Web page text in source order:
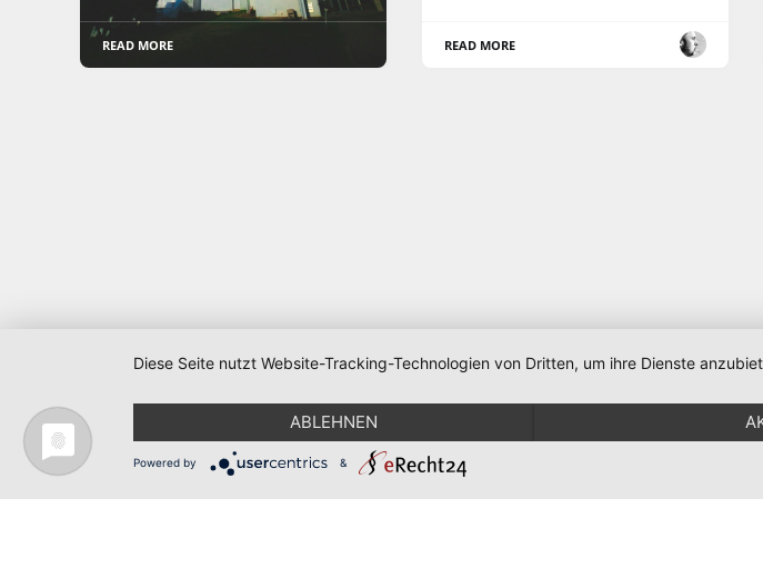
READ MORE READ MORE
Nerdraum - Saarland Metaspace © 2026 Impressum &
Diese Seite nutzt Website-Tracking-Technologien von Dritten, um ihre Dienste
ABLEHNEN
Powered by &